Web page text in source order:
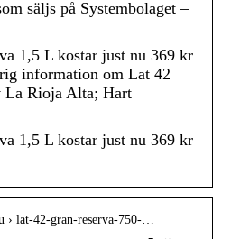
säljs på Systembolaget –
1,5 L kostar just nu 369 kr
information om Lat 42
La Rioja Alta; Hart
1,5 L kostar just nu 369 kr
› lat-42-gran-reserva-750-…